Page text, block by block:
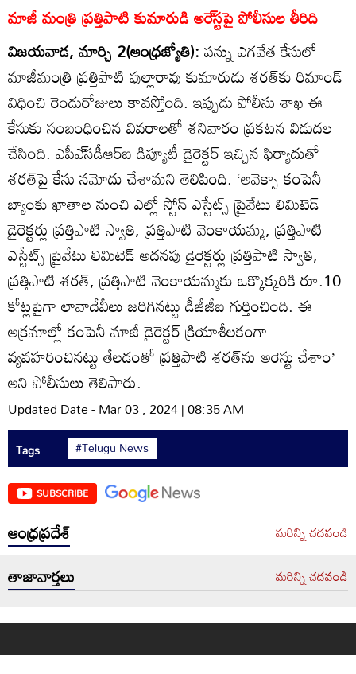
మాజీ మంత్రి ప్రత్తిపాటి కుమారుడి అరె్‌స్టపై పోలీసుల తీరిది
విజయవాడ, మార్చి 2(ఆంధ్రజ్యోతి):పన్ను ఎగవేత కేసులో
మాజీమంత్రి ప్రత్తిపాటి పుల్లారావు కుమారుడు శరత్‌కు రిమాండ్‌
విధించి రెండురోజులు కావస్తోంది. ఇప్పుడు పోలీసు శాఖ ఈ
కేసుకు సంబంధించిన వివరాలతో శనివారం ప్రకటన విడుదల
చేసింది. ఎపీఎ్‌సడీఆర్‌ఐ డిప్యూటీ డైరెక్టర్‌ ఇచ్చిన ఫిర్యాదుతో
శరత్‌పై కేసు నమోదు చేశామని తెలిపింది. ‘అవెక్సా కంపెనీ
బ్యాంకు ఖాతాల నుంచి ఎల్లో స్టోన్‌ ఎస్టేట్స్‌ ప్రైవేటు లిమిటెడ్‌
డైరెక్టర్లు ప్రత్తిపాటి స్వాతి, ప్రత్తిపాటి వెంకాయమ్మ, ప్రత్తిపాటి
ఎస్టేట్స్‌ ప్రైవేటు లిమిటెడ్‌ అదనపు డైరెక్టర్లు ప్రత్తిపాటి స్వాతి,
ప్రత్తిపాటి శరత్‌, ప్రత్తిపాటి వెంకాయమ్మకు ఒక్కొక్కరికి రూ.10
కోట్లపైగా లావాదేవీలు జరిగినట్టు డీజీజీఐ గుర్తించింది. ఈ
అక్రమాల్లో కంపెనీ మాజీ డైరెక్టర్‌ క్రియాశీలకంగా
వ్యవహరించినట్టు తేలడంతో ప్రత్తిపాటి శరత్‌ను అరెస్టు చేశాం’
అని పోలీసులు తెలిపారు.
Updated Date - Mar 03 , 2024 | 08:35 AM
Tags #Telugu News
SUBSCRIBE
ఆంధ్రప్రదేశ్ మరిన్ని చదవండి
తాజావార్తలు మరిన్ని చదవండి